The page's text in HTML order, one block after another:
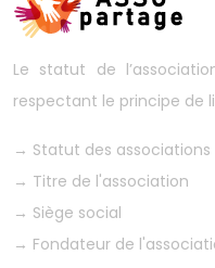
Le statut de
respectant le principe de
→ Statut des associations
→ Titre de l'association
→ Siège social
→ Fondateur de